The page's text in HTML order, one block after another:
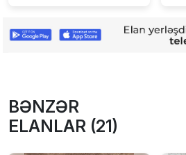
BƏNZƏR
ELANLAR (21)